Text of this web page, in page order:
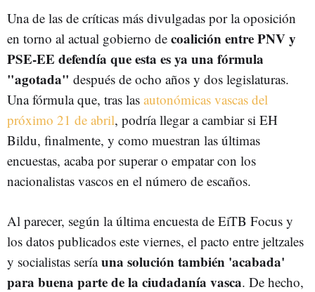
Una de las de críticas más divulgadas por la oposición
en torno al actual gobierno de coalición entre PNV y
PSE-EE defendía que esta es ya una fórmula
"agotada" después de ocho años y dos legislaturas.
Una fórmula que, tras las autonómicas vascas del
próximo 21 de abril, podría llegar a cambiar si EH
Bildu, finalmente, y como muestran las últimas
encuestas, acaba por superar o empatar con los
nacionalistas vascos en el número de escaños.
Al parecer, según la última encuesta de EiTB Focus y
los datos publicados este viernes, el pacto entre jeltzales
y socialistas seríauna solución también 'acabada'
para buena parte de la ciudadanía vasca. De hecho,